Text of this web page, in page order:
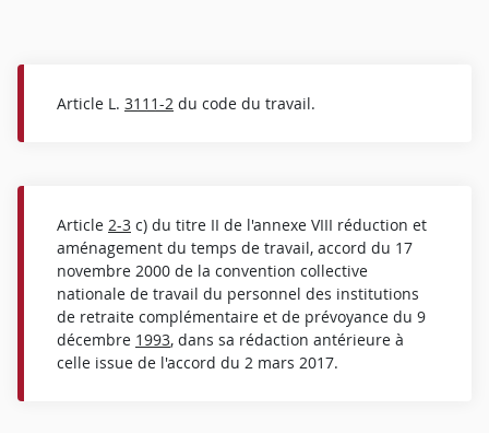
Article L. 3111-2 du code du travail.
Article 2-3 c) du titre II de l'annexe VIII réduction et
aménagement du temps de travail, accord du 17
novembre 2000 de la convention collective
nationale de travail du personnel des institutions
de retraite complémentaire et de prévoyance du 9
décembre 1993, dans sa rédaction antérieure à
celle issue de l'accord du 2 mars 2017.